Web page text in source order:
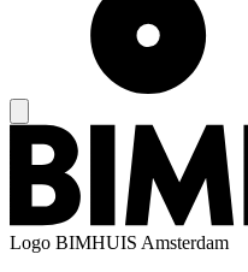
Logo BIMHUIS Amsterdam